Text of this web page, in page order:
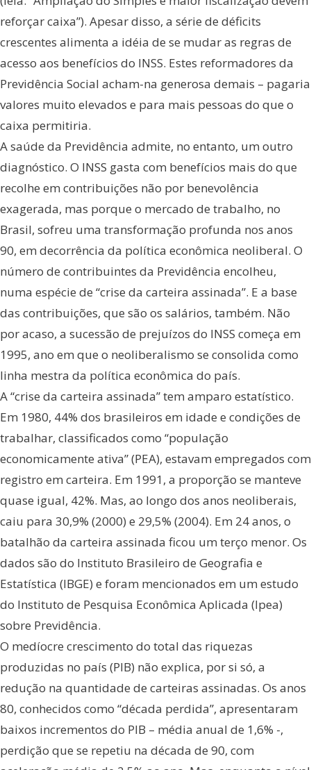
reforçar caixa”). Apesar disso, a série de déficits
crescentes alimenta a idéia de se mudar as regras de
acesso aos benefícios do INSS. Estes reformadores da
Previdência Social acham-na generosa demais – pagaria
valores muito elevados e para mais pessoas do que o
caixa permitiria.
A saúde da Previdência admite, no entanto, um outro
diagnóstico. O INSS gasta com benefícios mais do que
recolhe em contribuições não por benevolência
exagerada, mas porque o mercado de trabalho, no
Brasil, sofreu uma transformação profunda nos anos
90, em decorrência da política econômica neoliberal. O
número de contribuintes da Previdência encolheu,
numa espécie de “crise da carteira assinada”. E a base
das contribuições, que são os salários, também. Não
por acaso, a sucessão de prejuízos do INSS começa em
1995, ano em que o neoliberalismo se consolida como
linha mestra da política econômica do país.
A “crise da carteira assinada” tem amparo estatístico.
Em 1980, 44% dos brasileiros em idade e condições de
trabalhar, classificados como “população
economicamente ativa” (PEA), estavam empregados com
registro em carteira. Em 1991, a proporção se manteve
quase igual, 42%. Mas, ao longo dos anos neoliberais,
caiu para 30,9% (2000) e 29,5% (2004). Em 24 anos, o
batalhão da carteira assinada ficou um terço menor. Os
dados são do Instituto Brasileiro de Geografia e
Estatística (IBGE) e foram mencionados em um estudo
do Instituto de Pesquisa Econômica Aplicada (Ipea)
sobre Previdência.
O medíocre crescimento do total das riquezas
produzidas no país (PIB) não explica, por si só, a
redução na quantidade de carteiras assinadas. Os anos
80, conhecidos como “década perdida”, apresentaram
baixos incrementos do PIB – média anual de 1,6% -,
perdição que se repetiu na década de 90, com